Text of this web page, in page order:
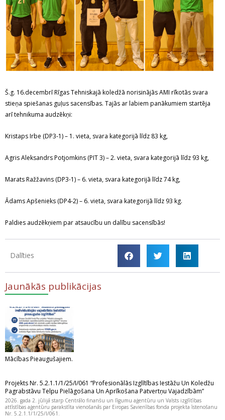
Š.g. 16.decembrī Rīgas Tehniskajā koledžā norisinājās AMI rīkotās svara
stieņa spiešanas guļus sacensības. Tajās ar labiem panākumiem startēja
arī tehnikuma audzēkņi:
Kristaps Irbe (DP3-1) – 1. vieta, svara kategorijā līdz 83 kg,
Agris Aleksandrs Potjomkins (PIT 3) – 2. vieta, svara kategorijā līdz 93 kg,
Marats Ražžavins (DP3-1) – 6. vieta, svara kategorijā līdz 74 kg,
Ādams Apšenieks (DP4-2) – 6. vieta, svara kategorijā līdz 93 kg.
Paldies audzēkņiem par atsaucību un dalību sacensībās!
Dalīties
Jaunākās publikācijas
Mācības Pieaugušajiem.
Projekts Nr. 5.2.1.1/1/25/I/061 “Profesionālās Izglītības Iestāžu Un Koledžu
Pagrabstāvu Telpu Pielāgošana Un Aprīkošana Patvertņu Vajadzībām”
2026. gada 2. jūlijā starp Centrālo finanšu un līgumu aģentūru un Valsts izglītības
attīstības aģentūru parakstīta vienošanās par Eiropas Savienības fonda projekta īstenošanu
Nr. 5.2.1.1/1/25/I/061.